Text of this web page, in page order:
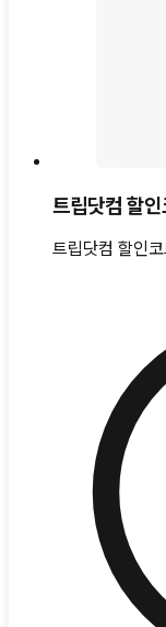
트립닷컴 할
트립닷컴 할인코